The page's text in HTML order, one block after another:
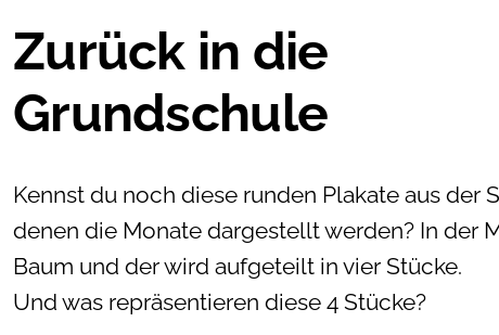
Zurück in die
Grundschule
Kennst du noch diese runden Plakate aus der
denen die Monate dargestellt werden? In der
Baum und der wird aufgeteilt in vier Stücke.
Und was repräsentieren diese 4 Stücke?